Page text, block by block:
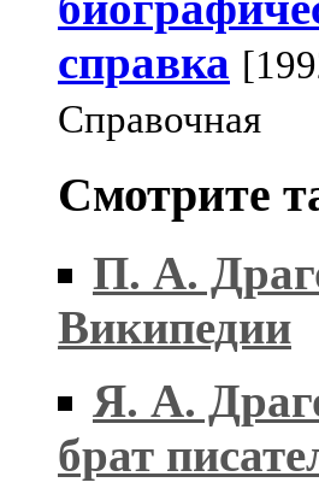
справка
Справочная
Смотрите
П. А.
Википедии
Я. А.
брат